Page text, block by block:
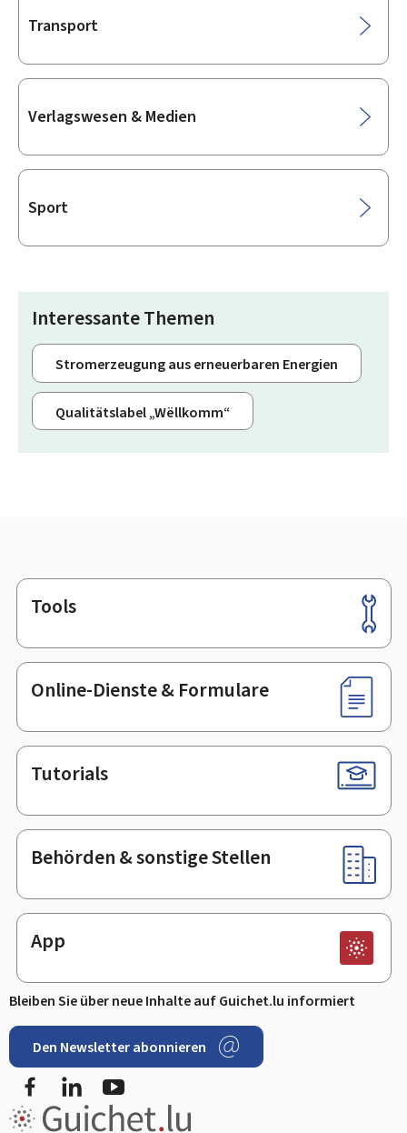
Transport
Verlagswesen & Medien
Sport
Interessante Themen
Stromerzeugung aus erneuerbaren Energien
Qualitätslabel „Wëllkomm“
Footer
Tools
Online-Dienste & Formulare
Tutorials
Behörden & sonstige Stellen
App
Bleiben Sie über neue Inhalte auf Guichet.lu informiert
Den Newsletter abonnieren
FacebookLinkedIn